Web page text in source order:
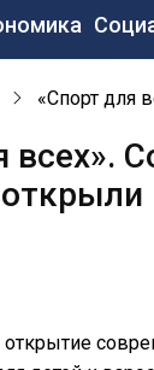
«Спорт для
всех».